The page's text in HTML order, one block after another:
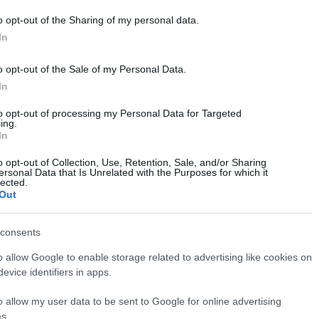
opt-out of the Sharing of my personal data.
opt-out of the Sale of my Personal Data.
opt-out of processing my Personal Data for Targeted
opt-out of Collection, Use, Retention, Sale, and/or Sharing
Data that Is Unrelated with the Purposes for which it
allow Google to enable storage related to advertising like cookies on
identifiers in apps.
allow my user data to be sent to Google for online advertising
Video
Player
the server or network failed or because the
not supported.